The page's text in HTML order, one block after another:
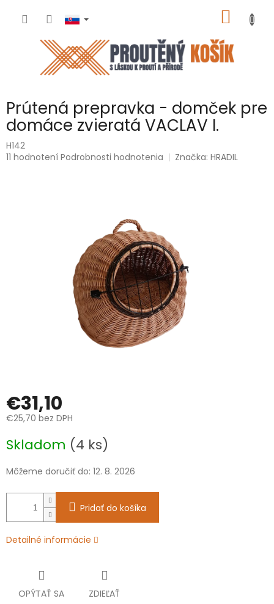
KOŠÍK
Prútená prepravka - domček pre
domáce zvieratá VACLAV I.
H142
Priemerné
11 hodnotení Podrobnosti hodnotenia Značka:HRADIL
€31,10
€25,70 bez DPH
cena:
Skladom (4 ks)
Môžeme doručiť do: 12. 8. 2026
Pridať do košíka
Detailné informácie
OPÝTAŤ SA ZDIEĽAŤ